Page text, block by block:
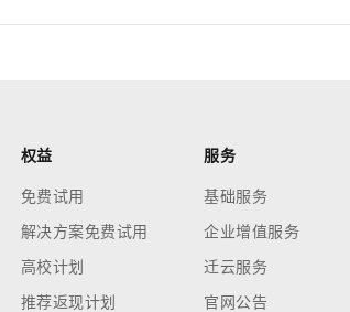
权益
免费试用
解决方案免费试用
高校计划
推荐返现计划
服务
基础服务
企业增值服务
迁云服务
官网公告